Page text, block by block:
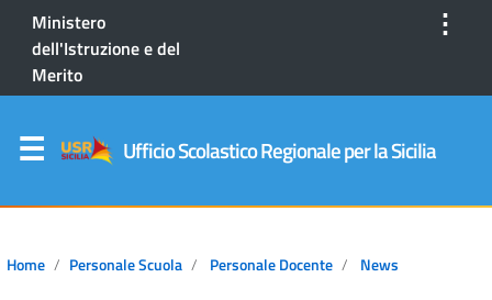
Ministero
dell'Istruzione e del
Merito
⋮
Ufficio Scolastico Regionale per la Sicilia
Home Personale Scuola Personale Docente News